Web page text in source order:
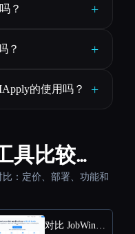
？ +
？ +
的使用吗？ +
具比较…
：定价、部署、功能和